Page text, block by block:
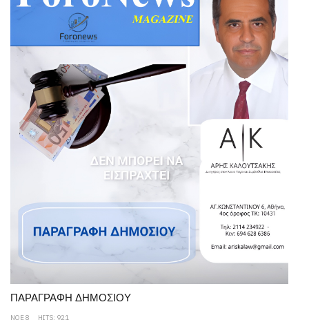
ΠΑΡΑΓΡΑΦΗ ΔΗΜΟΣΙΟΥ
ΝΟΕ 8 HITS: 921